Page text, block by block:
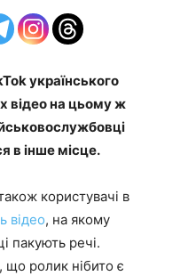
українського
відео на цьому ж
в інше місце.
користувачі в
відео, на якому
пакують речі.
ролик нібито є